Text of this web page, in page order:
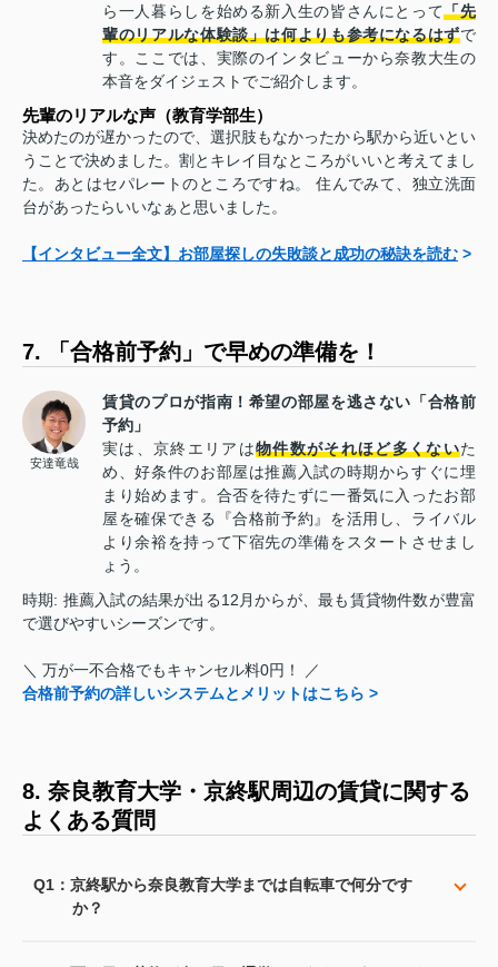
ら一人暮らしを始める新入生の皆さんにとって「先
輩のリアルな体験談」は何よりも参考になるはずで
す。ここでは、実際のインタビューから奈教大生の
本音をダイジェストでご紹介します。
先輩のリアルな声（教育学部生）
決めたのが遅かったので、選択肢もなかったから駅から近いとい
うことで決めました。割とキレイ目なところがいいと考えてまし
た。あとはセパレートのところですね。 住んでみて、独立洗面
台があったらいいなぁと思いました。
【インタビュー全文】お部屋探しの失敗談と成功の秘訣を読む >
7. 「合格前予約」で早めの準備を！
安達竜哉
賃貸のプロが指南！希望の部屋を逃さない「合格前
予約」
実は、京終エリアは物件数がそれほど多くないた
め、好条件のお部屋は推薦入試の時期からすぐに埋
まり始めます。合否を待たずに一番気に入ったお部
屋を確保できる『合格前予約』を活用し、ライバル
より余裕を持って下宿先の準備をスタートさせまし
ょう。
時期: 推薦入試の結果が出る12月からが、最も賃貸物件数が豊富
で選びやすいシーズンです。
＼ 万が一不合格でもキャンセル料0円！ ／
合格前予約の詳しいシステムとメリットはこちら >
8. 奈良教育大学・京終駅周辺の賃貸に関する
よくある質問
Q1：京終駅から奈良教育大学までは自転車で何分です
か？